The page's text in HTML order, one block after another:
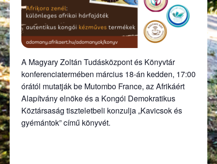
A Magyary Zoltán Tudásközpont és Könyvtár
konferenciatermében március 18-án kedden, 17:00
órától mutatják be Mutombo France, az Afrikáért
Alapítvány elnöke és a Kongói Demokratikus
Köztársaság tiszteletbeli konzulja „Kavicsok és
gyémántok” című könyvét.